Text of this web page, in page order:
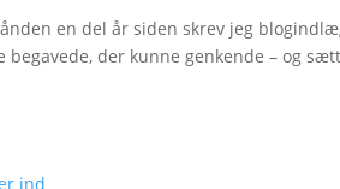
en del år siden skrev jeg
der kunne genkende – og